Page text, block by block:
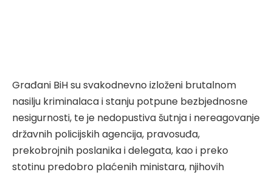
Građani BiH su svakodnevno izloženi brutalnom
nasilju kriminalaca i stanju potpune bezbjednosne
nesigurnosti, te je nedopustiva šutnja i nereagovanje
državnih policijskih agencija, pravosuđa,
prekobrojnih poslanika i delegata, kao i preko
stotinu predobro plaćenih ministara, njihovih